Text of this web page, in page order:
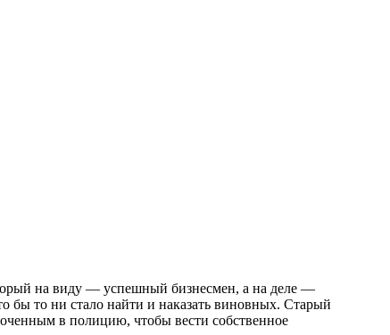
на виду — успешный бизнесмен, а на деле —
бы то ни стало найти и наказать виновных. Старый
в полицию, чтобы вести собственное